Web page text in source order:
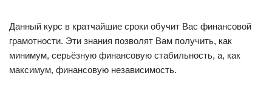
Данный курс в кратчайшие сроки обучит Вас финансовой
грамотности. Эти знания позволят Вам получить, как
минимум, серьёзную финансовую стабильность, а, как
максимум, финансовую независимость.